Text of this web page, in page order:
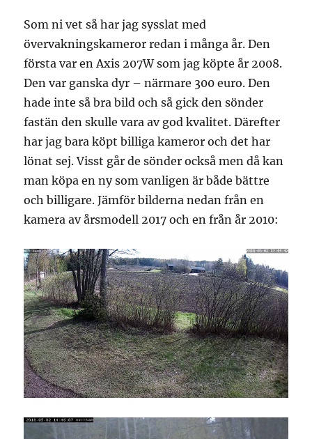
Som ni vet så har jag sysslat med
övervakningskameror redan i många år. Den
första var en Axis 207W som jag köpte år 2008.
Den var ganska dyr – närmare 300 euro. Den
hade inte så bra bild och så gick den sönder
fastän den skulle vara av god kvalitet. Därefter
har jag bara köpt billiga kameror och det har
lönat sej. Visst går de sönder också men då kan
man köpa en ny som vanligen är både bättre
och billigare. Jämför bilderna nedan från en
kamera av årsmodell 2017 och en från år 2010: